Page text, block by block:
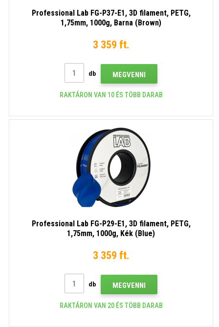
Professional Lab FG-P37-E1, 3D filament, PETG,
1,75mm, 1000g, Barna (Brown)
3 359 ft.
db MEGVENNI
RAKTÁRON VAN 10 ÉS TÖBB DARAB
Professional Lab FG-P29-E1, 3D filament, PETG,
1,75mm, 1000g, Kék (Blue)
3 359 ft.
db MEGVENNI
RAKTÁRON VAN 20 ÉS TÖBB DARAB